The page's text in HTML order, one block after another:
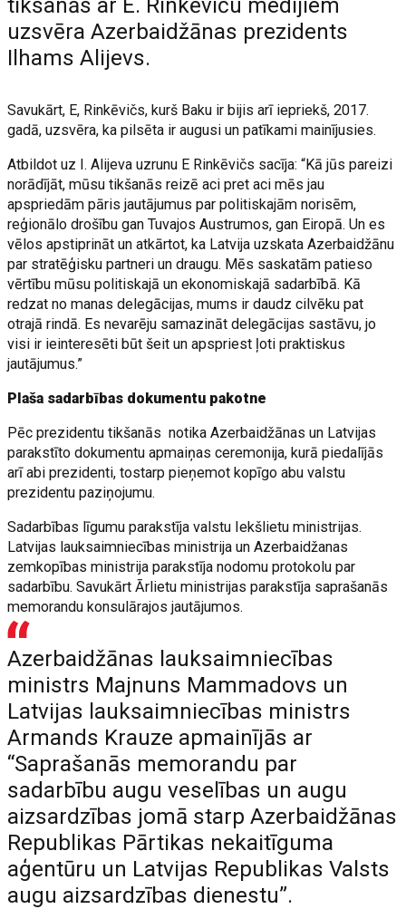
tikšanās ar E. Rinkēviču medijiem
uzsvēra Azerbaidžānas prezidents
Ilhams Alijevs.
Savukārt, E, Rinkēvičs, kurš Baku ir bijis arī iepriekš, 2017.
gadā, uzsvēra, ka pilsēta ir augusi un patīkami mainījusies.
Atbildot uz I. Alijeva uzrunu E Rinkēvičs sacīja: “Kā jūs pareizi
norādījāt, mūsu tikšanās reizē aci pret aci mēs jau
apspriedām pāris jautājumus par politiskajām norisēm,
reģionālo drošību gan Tuvajos Austrumos, gan Eiropā. Un es
vēlos apstiprināt un atkārtot, ka Latvija uzskata Azerbaidžānu
par stratēģisku partneri un draugu. Mēs saskatām patieso
vērtību mūsu politiskajā un ekonomiskajā sadarbībā. Kā
redzat no manas delegācijas, mums ir daudz cilvēku pat
otrajā rindā. Es nevarēju samazināt delegācijas sastāvu, jo
visi ir ieinteresēti būt šeit un apspriest ļoti praktiskus
jautājumus.”
Plaša sadarbības dokumentu pakotne
Pēc prezidentu tikšanās notika Azerbaidžānas un Latvijas
parakstīto dokumentu apmaiņas ceremonija, kurā piedalījās
arī abi prezidenti, tostarp pieņemot kopīgo abu valstu
prezidentu paziņojumu.
Sadarbības līgumu parakstīja valstu Iekšlietu ministrijas.
Latvijas lauksaimniecības ministrija un Azerbaidžanas
zemkopības ministrija parakstīja nodomu protokolu par
sadarbību. Savukārt Ārlietu ministrijas parakstīja saprašanās
memorandu konsulārajos jautājumos.
Azerbaidžānas lauksaimniecības
ministrs Majnuns Mammadovs un
Latvijas lauksaimniecības ministrs
Armands Krauze apmainījās ar
“Saprašanās memorandu par
sadarbību augu veselības un augu
aizsardzības jomā starp Azerbaidžānas
Republikas Pārtikas nekaitīguma
aģentūru un Latvijas Republikas Valsts
augu aizsardzības dienestu”.